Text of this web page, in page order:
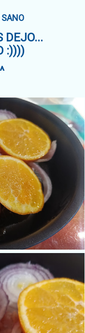
DEJO...
:))))